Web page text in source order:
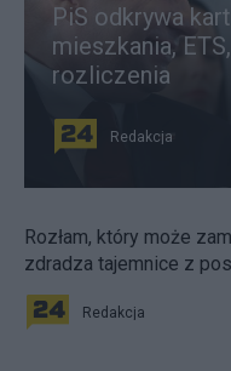
PiS odkrywa
mieszkania,
rozliczenia
Redakcja
Rozłam, który może
zdradza tajemnice z
Redakcja